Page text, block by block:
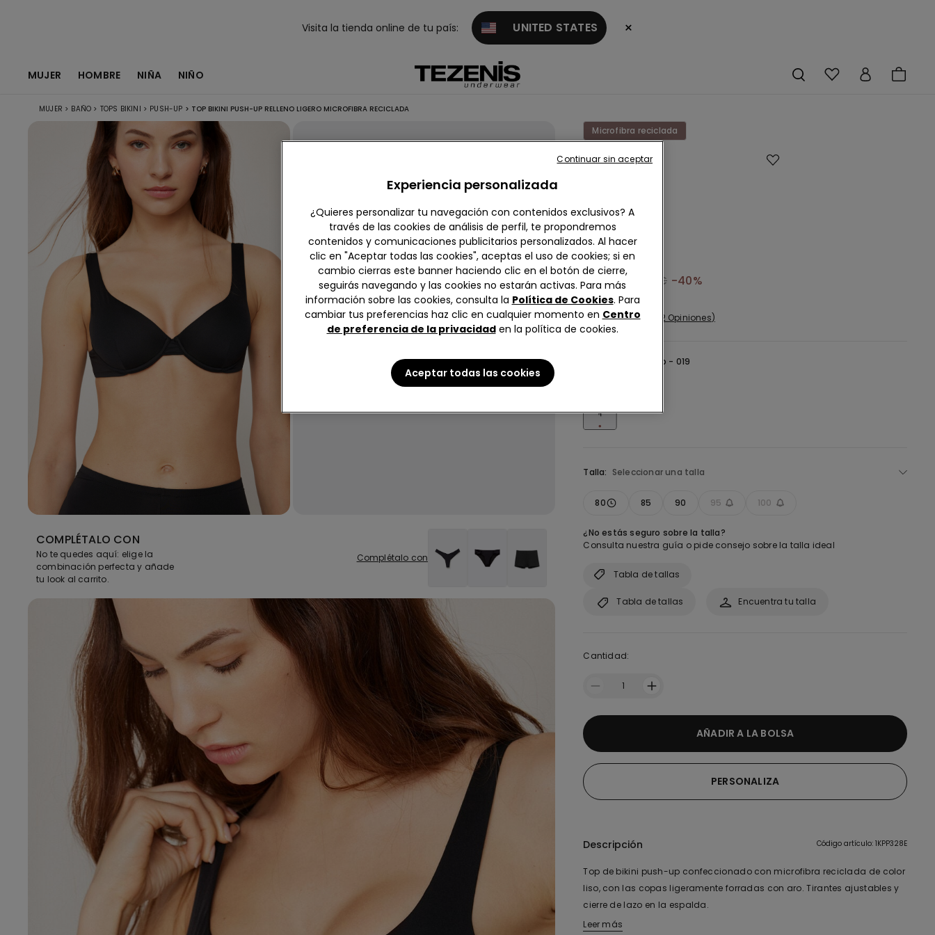
Visita la tienda online de tu país: UNITED STATES ×
MUJER HOMBRE NIÑA NIÑO
MUJER > BAÑO > TOPS BIKINI > PUSH-UP > TOP BIKINI PUSH-UP RELLENO LIGERO MICROFIBRA RECICLADA
COMPLÉTALO CON
No te quedes aquí: elige la
combinación perfecta y añade
tu look al carrito.
Complétalo con
Microfibra reciclada
Top Bikini
Ligero
Microfibra
Reciclada
9,00 € 14,99 € -40%
5,0 2 Opiniones
Nero - 019
Talla: Seleccionar una talla
80 85 90 95 100
¿No estás seguro sobre la talla?
Consulta nuestra guía o pide consejo sobre la talla ideal
Tabla de tallas
Encuentra tu talla
Tabla de tallas
Cantidad:
1
AÑADIR A LA BOLSA
PERSONALIZA
Descripción Código artículo: 1KPP328E
Top de bikini push-up confeccionado con microfibra reciclada de color
liso, con las copas ligeramente forradas con aro. Tirantes ajustables y
cierre de lazo en la espalda.
El tejido de confección de esta prenda tiene un hilado reciclado
Leer más
Experiencia personalizada
¿Quieres personalizar tu navegación con contenidos exclusivos? A
través de las cookies de análisis de perfil, te propondremos
contenidos y comunicaciones publicitarios personalizados. Al hacer
clic en "Aceptar todas las cookies", aceptas el uso de cookies; si en
cambio cierras este banner haciendo clic en el botón de cierre,
seguirás navegando y las cookies no estarán activas. Para más
información sobre las cookies, consulta la Política de Cookies. Para
cambiar tus preferencias haz clic en cualquier momento en Centro
de preferencia de la privacidaden la política de cookies.
Aceptar todas las cookies
Continuar sin aceptar